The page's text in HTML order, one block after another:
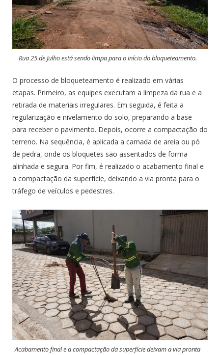
Rua 25 de Julho está sendo limpa para o início do bloqueteamento.
O processo de bloqueteamento é realizado em várias
etapas. Primeiro, as equipes executam a limpeza da rua e a
retirada de materiais irregulares. Em seguida, é feita a
regularização e nivelamento do solo, preparando a base
para receber o pavimento. Depois, ocorre a compactação do
terreno. Na sequência, é aplicada a camada de areia ou pó
de pedra, onde os bloquetes são assentados de forma
alinhada e segura. Por fim, é realizado o acabamento final e
a compactação da superfície, deixando a via pronta para o
tráfego de veículos e pedestres.
Acabamento final e a compactação da superfície deixam a via pronta